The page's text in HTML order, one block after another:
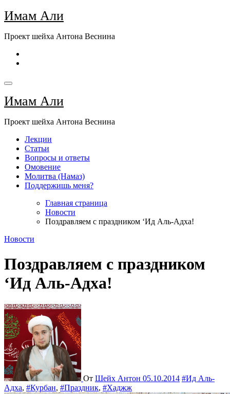
Перейти
к
Имам Али
Проект шейха Антона Веснина
Имам Али
Проект шейха Антона Веснина
Лекции
Статьи
Вопросы и ответы
Омовение
Молитва (Намаз)
Поддержишь меня?
Главная страница
Новости
Поздравляем с праздником ‘Ид Аль-Адха!
Новости
Поздравляем с праздником
‘Ид Аль-Адха!
От Шейх Антон 05.10.2014 #Ид Аль-
Адха, #Курбан, #Праздник, #Хаджж